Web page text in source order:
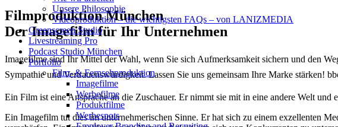
Unsere Philosophie
Videoproduktion – die wichtigsten FAQs – von LANIZMEDIA
Greenscreen Studio
Livestreaming Pro
Podcast Studio München
Portfolio
Film- & Fernsehproduktion
Imagefilme
Werbefilme
Produktfilme
Werbespots
Filmp­roduktion München
Der Imagefilm für Ihr Unter­nehmen
Imagefilme sind Ihr Mittel der Wahl, wenn Sie sich Aufmerksamkeit sichern und den
Sympathie und Vertrauenswürdigkeit. Lassen Sie uns gemeinsam Ihre Marke stärken!
Ein Film ist eine Ansprache an die Zuschauer. Er nimmt sie mit in eine andere Welt
Ein Imagefilm tut dies im unternehmerischen Sinne. Er hat sich zu einem exzellenten